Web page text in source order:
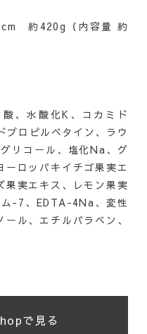
約420g（内容量 約
、水酸化K、コカミド
プロピルベタイン、ラウ
リコール、塩化Na、グ
ーロッパキイチゴ果実エ
果実エキス、レモン果実
-7、EDTA-4Na、変性
ル、エチルパラベン、
で見る